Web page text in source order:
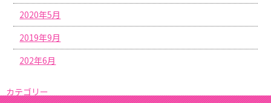
2020年5月
2019年9月
202年6月
カテゴリー